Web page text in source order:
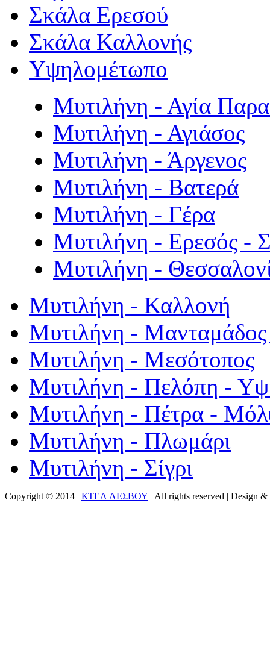
Σκάλα Ερεσού
Σκάλα Καλλονής
Υψηλομέτωπο
Μυτιλήνη - Αγία
Μυτιλήνη - Αγιάσος
Μυτιλήνη - Άργενος
Μυτιλήνη - Βατερά
Μυτιλήνη - Γέρα
Μυτιλήνη - Ερεσός -
Μυτιλήνη -
Μυτιλήνη - Καλλονή
Μυτιλήνη - Μανταμάδος
Μυτιλήνη - Μεσότοπος
Μυτιλήνη - Πελόπη -
Μυτιλήνη - Πέτρα -
Μυτιλήνη - Πλωμάρι
Μυτιλήνη - Σίγρι
Copyright © 2014 | ΚΤΕΛ ΛΕΣΒΟΥ | All rights reserved | Design &